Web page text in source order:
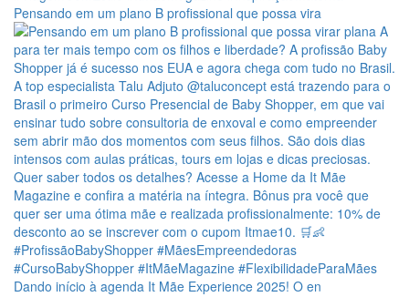
Pensando em um plano B profissional que possa vira
Dando início à agenda It Mãe Experience 2025! O en